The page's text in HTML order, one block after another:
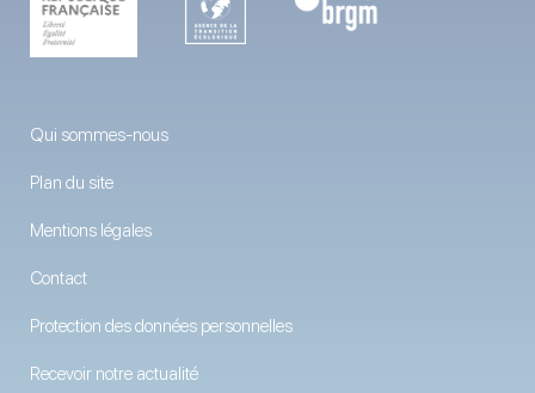
Qui sommes-nous
Plan du site
Mentions légales
Contact
Protection des données personnelles
Recevoir notre actualité